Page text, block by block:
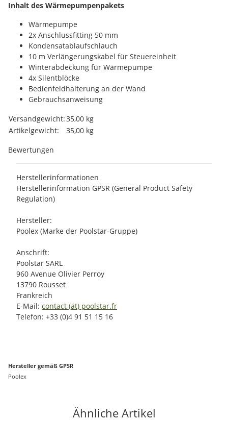
Inhalt des Wärmepumpenpakets
Wärmepumpe
2x Anschlussfitting 50 mm
Kondensatablaufschlauch
10 m Verlängerungskabel für Steuereinheit
Winterabdeckung für Wärmepumpe
4x Silentblöcke
Bedienfeldhalterung an der Wand
Gebrauchsanweisung
Produkteigenschaft
Wert
Versandgewicht:35,00 kg
Artikelgewicht:
35,00 kg
Bewertungen
Herstellerinformationen
Herstellerinformation GPSR (General Product Safety
Regulation)
Hersteller:
Poolex (Marke der Poolstar-Gruppe)
Anschrift:
Poolstar SARL
960 Avenue Olivier Perroy
13790 Rousset
Frankreich
E-Mail: contact (ät) poolstar.fr
Telefon: +33 (0)4 91 51 15 16
Hersteller gemäß GPSR
Poolex
Ähnliche Artikel